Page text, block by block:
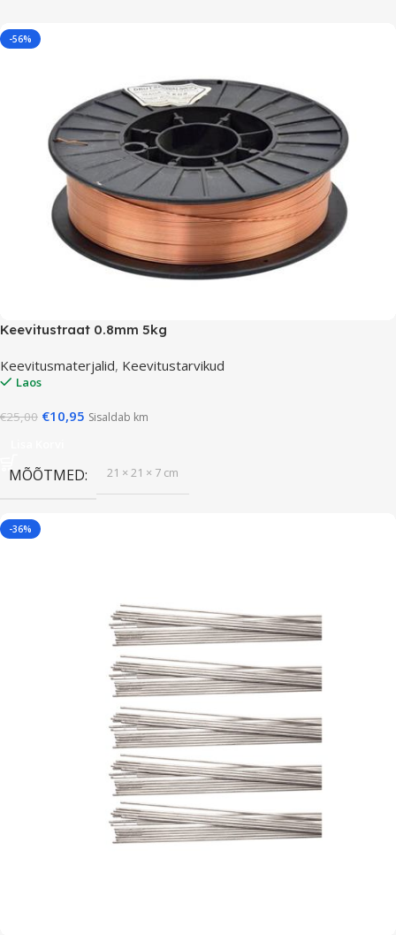
-56%
Keevitustraat 0.8mm 5kg
Keevitusmaterjalid, Keevitustarvikud
Laos
€25,00 €10,95 Sisaldab km
MÕÕTMED 21 × 21 × 7 cm
-36%